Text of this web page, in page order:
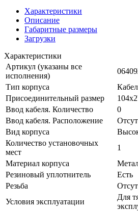
Характеристики
Описание
Габаритные размеры
Загрузки
Характеристики
Артикул (указаны все
исполнения)
Тип корпуса
Присоединительный размер
Ввод кабеля. Количество
0
Ввод кабеля. Расположение
Вид корпуса
Количество установочных
мест
1
Материал корпуса
Резиновый уплотнитель
Есть
Резьба
Условия эксплуатации
Для